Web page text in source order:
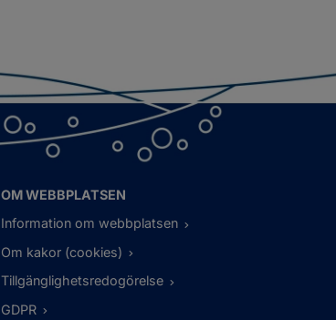
OM WEBBPLATSEN
Information om webbplatsen
Om kakor (cookies)
Tillgänglighetsredogörelse
GDPR